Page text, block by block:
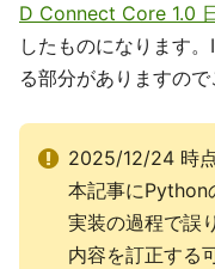
D Connect Core 1.0
したものになります
る部分がありますので
2025/12/24 時
本記事にPython
実装の過程で誤
内容を訂正する